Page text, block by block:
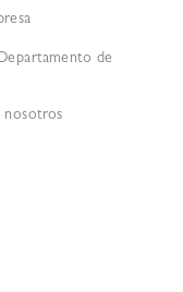
de
nosotros